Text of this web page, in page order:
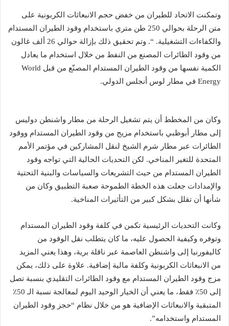
وتمكنت الاتحاد للطيران من خفض حجم الانبعاثات الكربونية على
متن الرحلة بحوالي 250 طن متري باستخدام وقود الطيران المستدام
والكفاءات التشغيلية. “. وتم تحقيق ذلك بإزالة حوالي 26 ألف غالون
من وقود الطائرات المصنع من النفط من خلال استخدام ما يعادل
الكمية نفسها من وقود الطيران المستدام المصنّع من قبل World
Energy في مطار لوس أنجلس الدولي.
وكان من المخطط أن يتم تشغيل الرحلة من مطار واشنطن دوليس
إلى مطار أبوظبي باستخدام مزيج من وقود الطيران المستدام ووقود
الطائرات عبر مطار شرم الشيخ لنقل المشاركين في مؤتمر الأمم
المتحدة للتغير المناخي. لكن التحديات الحالية التي تواجه وقود
الطيران المستدام من حيث التشريعات والسياسات والبنية التحتية
والإمدادات جعلت هذه الخطة الطموحة صعبة التطبيق وكان من
شأنها أن تقلل بشكل كبير من التأثيرات المناخية.
وكانت التحديات الرئيسية تكمن في كلفة وقود الطيران المستدام
وتوفره وكيفية الحصول عليه، ما كان يتطلب نقل الوقود من
كاليفورنيا إلى واشنطن العاصمة عبر ناقلة برية، وهذا يعني المزيد
من الانبعاثات الكربونية وكلفة مالية إضافية. علاوة على ذلك، يمكن
مزج وقود الطيران المستدام مع وقود الطائرات التقليدي بنسبة تصل
إلى 50٪ فقط، ما يعني أن الخيار الوحيد اليوم لمعالجة نسبة الـ 50٪
المتبقية والانبعاثات الإضافية هو من خلال نظام “حجز وقود الطيران
المستدام واستخدامه”.